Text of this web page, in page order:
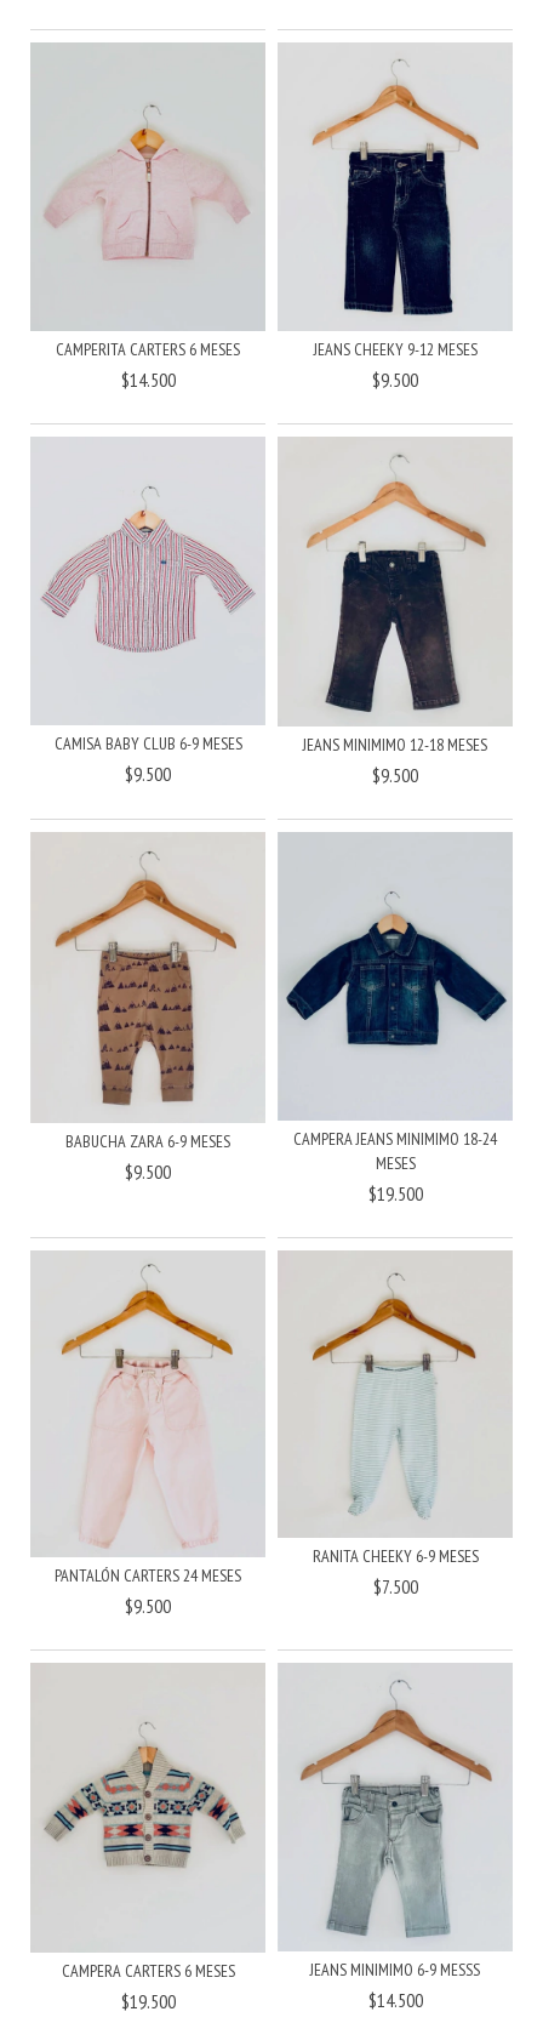
CAMPERITA CARTERS 6 MESES
$14.500
JEANS CHEEKY 9-12 MESES
$9.500
CAMISA BABY CLUB 6-9 MESES
$9.500
JEANS MINIMIMO 12-18 MESES
$9.500
BABUCHA ZARA 6-9 MESES
$9.500
CAMPERA JEANS MINIMIMO 18-24
MESES
$19.500
PANTALÓN CARTERS 24 MESES
$9.500
RANITA CHEEKY 6-9 MESES
$7.500
CAMPERA CARTERS 6 MESES
$19.500
JEANS MINIMIMO 6-9 MESSS
$14.500